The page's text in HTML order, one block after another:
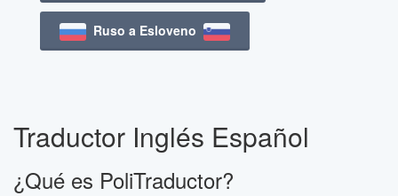
Ruso a Esloveno
Traductor Inglés Español
¿Qué es PoliTraductor?